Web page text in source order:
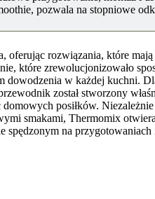
pozwala na stopniowe
oferując rozwiązania, które
które zrewolucjonizowało
w każdej kuchni.
został stworzony
posiłków.
smakami, Thermomix
spędzonym na